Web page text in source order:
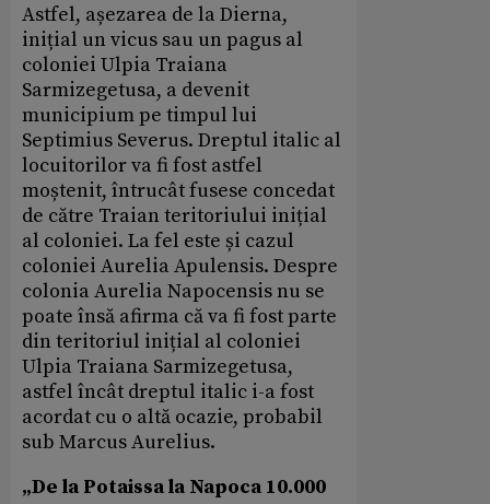
Astfel, așezarea de la Dierna,
inițial un vicus sau un pagus al
coloniei Ulpia Traiana
Sarmizegetusa, a devenit
municipium pe timpul lui
Septimius Severus. Dreptul italic al
locuitorilor va fi fost astfel
moștenit, întrucât fusese concedat
de către Traian teritoriului inițial
al coloniei. La fel este și cazul
coloniei Aurelia Apulensis. Despre
colonia Aurelia Napocensis nu se
poate însă afirma că va fi fost parte
din teritoriul inițial al coloniei
Ulpia Traiana Sarmizegetusa,
astfel încât dreptul italic i-a fost
acordat cu o altă ocazie, probabil
sub Marcus Aurelius.
„De la Potaissa la Napoca 10.000